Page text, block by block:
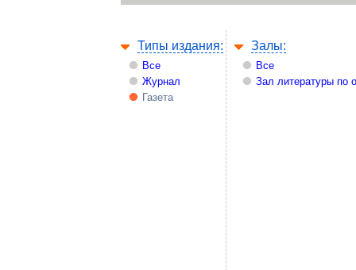
Типы издания:
Все
Журнал
Газета
Залы:
Все
Зал литературы по